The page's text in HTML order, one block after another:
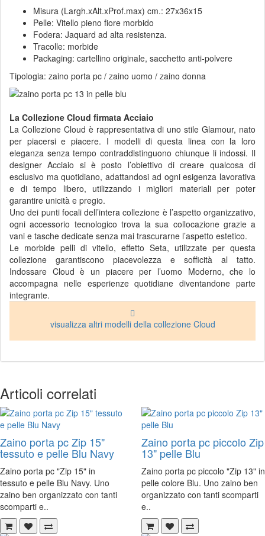
Misura (Largh.xAlt.xProf.max) cm.: 27x36x15
Pelle: Vitello pieno fiore morbido
Fodera: Jaquard ad alta resistenza.
Tracolle: morbide
Packaging: cartellino originale, sacchetto anti-polvere
Tipologia: zaino porta pc / zaino uomo / zaino donna
La Collezione Cloud firmata Acciaio
La Collezione Cloud è rappresentativa di uno stile Glamour, nato
per piacersi e piacere. I modelli di questa linea con la loro
eleganza senza tempo contraddistinguono chiunque li indossi. Il
designer Acciaio si è posto l’obiettivo di creare qualcosa di
esclusivo ma quotidiano, adattandosi ad ogni esigenza lavorativa
e di tempo libero, utilizzando i migliori materiali per poter
garantire unicità e pregio.
Uno dei punti focali dell’intera collezione è l’aspetto organizzativo,
ogni accessorio tecnologico trova la sua collocazione grazie a
vani e tasche dedicate senza mai trascurarne l’aspetto estetico.
Le morbide pelli di vitello, effetto Seta, utilizzate per questa
collezione garantiscono piacevolezza e sofficità al tatto.
Indossare Cloud è un piacere per l’uomo Moderno, che lo
accompagna nelle esperienze quotidiane diventandone parte
integrante.
visualizza altri modelli della collezione Cloud
Articoli correlati
Zaino porta pc Zip 15"
tessuto e pelle Blu Navy
Zaino porta pc "Zip 15" in
tessuto e pelle Blu Navy. Uno
zaino ben organizzato con tanti
scomparti e..
Zaino porta pc piccolo Zip
13" pelle Blu
Zaino porta pc piccolo "Zip 13" in
pelle colore Blu. Uno zaino ben
organizzato con tanti scomparti
e..